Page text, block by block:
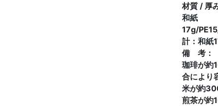
材質 / 厚
和紙
17g/
計：和紙
備 考：
珈琲が約
合により
米が約
煎茶が約